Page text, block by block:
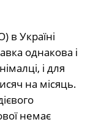
в Україні
однакова і
і для
на місяць.
немає